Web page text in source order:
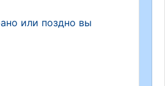
или поздно вы